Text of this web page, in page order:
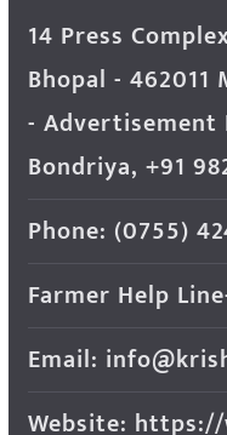
14 Press
Bhopal - 462011
- Advertisement
Bondriya, +91
Phone: (0755)
Farmer Help
Email:
Website: